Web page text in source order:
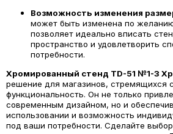
Возможность изменения
может быть изменена по желанию
позволяет идеально вписать
пространство и удовлетворить
потребности.
Хромированный стенд TD-51 №1-3
решение для магазинов, стремящихся
функциональность. Он не только
современным дизайном, но и
использовании и возможность
под ваши потребности. Сделайте